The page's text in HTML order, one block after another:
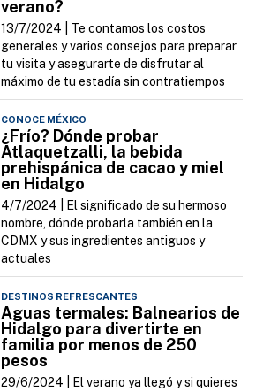
verano?
13/7/2024 | Te contamos los costos
generales y varios consejos para preparar
tu visita y asegurarte de disfrutar al
máximo de tu estadía sin contratiempos
CONOCE MÉXICO
¿Frío? Dónde probar
Atlaquetzalli, la bebida
prehispánica de cacao y miel
en Hidalgo
4/7/2024 |
El significado de su hermoso
nombre, dónde probarla también en la
CDMX y sus ingredientes antiguos y
actuales
DESTINOS REFRESCANTES
Aguas termales: Balnearios de
Hidalgo para divertirte en
familia por menos de 250
pesos
29/6/2024 |
El verano ya llegó y si quieres